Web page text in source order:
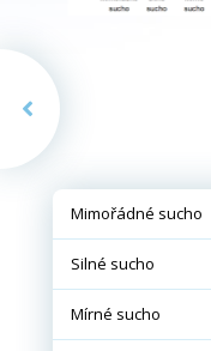
Mimořádné sucho
Silné sucho
Mírné sucho